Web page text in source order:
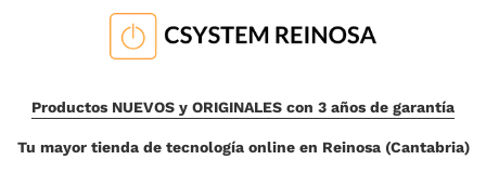
Productos NUEVOS y ORIGINALES con 3 años de garantía
Tu mayor tienda de tecnología online en Reinosa (Cantabria)